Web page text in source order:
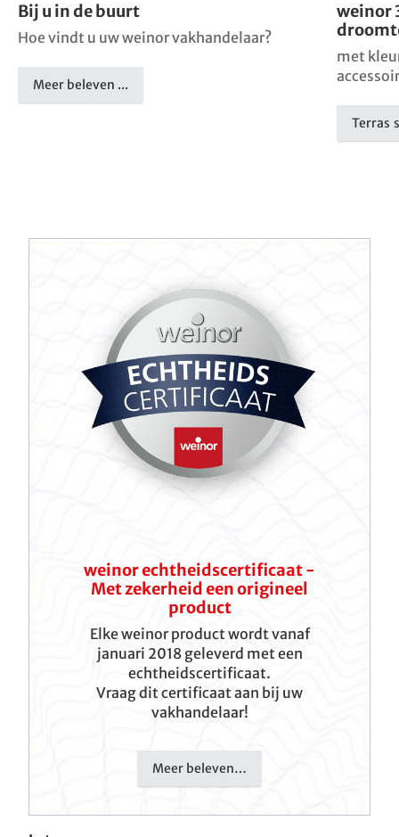
Bij u in de buurt
Hoe vindt u uw weinor vakhandelaar?
Meer beleven ...
weinor
met
Terras
weinor echtheidscertificaat -
Met zekerheid een origineel
product
Elke weinor product wordt vanaf
januari 2018 geleverd met een
echtheidscertificaat.
Vraag dit certificaat aan bij uw
vakhandelaar!
Meer beleven…